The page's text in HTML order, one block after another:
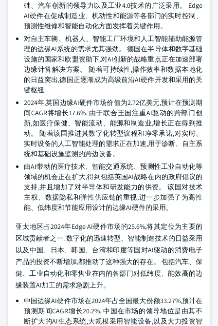
础、汽车创新的领导力以及工业4.0技术的广泛采用。 Edge
AI硬件在促成制造业、机动性和能源等各部门的实时控制、
预测性维修和智能自动化方面发挥着关键作用。
对自主车辆、机器人、智能工厂环境和人工智能辅助能源管
理的边缘AI系统的需求尤其强劲。 德国在半导体和数字基础
设施的国家和欧盟资助下,对AI创新的战略重点正在加速部署
边缘计算解决方案。 随着可持续性,操作效率和数据本地化
的日益突出,德国正逐渐成为高级前沿AI硬件开发和采用的关
键枢纽.
2024年,英国边缘AI硬件市场价值为2.72亿美元,预计在预测期
间CAGR将增长17.6%. 由于联合王国注重AI驱动的跨部门创
新,如医疗保健、智能流动、能源和制造业,增长正在得到推
动。 随着该国推进其数字化转型议程和净零承诺,对实时、
实时设备的人工智能处理的需求正在加速,用于诊断、自主系
统和基础设施监测的跨边设备。
由AI带动的医疗技术、智能交通系统、预测性工业自动化等
领域的机会正在扩大,得到包括英国AI战略在内的政府倡议的
支持,并且增加了对半导体和研发能力的供资。 该国对技术
主权、数据隐私和弹性供应链的重视,进一步加强了为高性
能、低纬度和节能应用设计的边缘AI硬件的采用。
亚太地区占2024年Edge AI硬件市场的25.6%,将其定位为主要的
区域贡献者之一. 数字化的迅速转型、智能制造技术的日益采用
以及中国、日本、韩国、台湾和印度等国对AI驱动的消费电子
产品的投资不断增加,都推动了这种强大的存在。 包括汽车、保
健、工业自动化和零售业在内的各部门对低纬度、能效高的边
缘装置AI加工的需求急剧上升。
中国边缘AI硬件市场在2024年占全国最大份额33.27%,预计在
预测期间CAGR增长20.2%. 中国在市场的领导地位是由其不
断扩大的AI生态系统,大规模采用智能设备,以及大力投资智